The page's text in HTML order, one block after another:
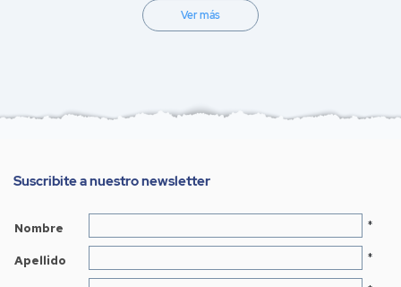
Ver más
Suscribite a nuestro newsletter